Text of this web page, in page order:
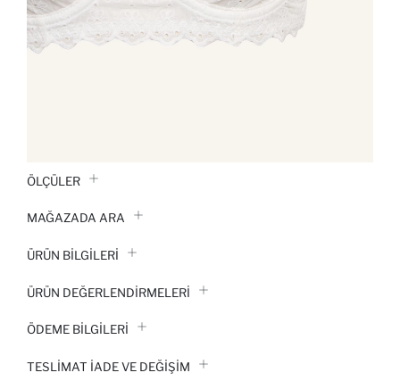
ÖLÇÜLER
MAĞAZADA ARA
ÜRÜN BILGILERI
ÜRÜN DEĞERLENDİRMELERİ
ÖDEME BİLGİLERİ
TESLIMAT İADE VE DEĞIŞIM